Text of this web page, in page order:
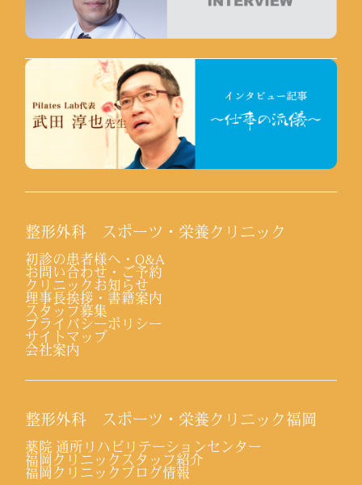
整形外科 スポーツ・栄養クリニック
初診の患者様へ・Q&A
お問い合わせ・ご予約
クリニックお知らせ
理事長挨拶・書籍案内
スタッフ募集
プライバシーポリシー
サイトマップ
会社案内
整形外科 スポーツ・栄養クリニック福岡
薬院 通所リハビリテーションセンター
福岡クリニックスタッフ紹介
福岡クリニックブログ情報